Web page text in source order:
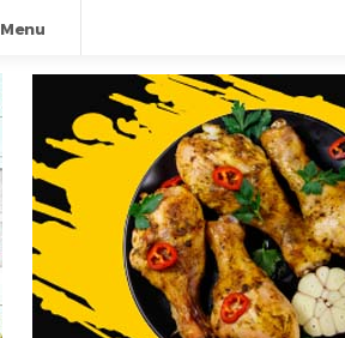
Menu